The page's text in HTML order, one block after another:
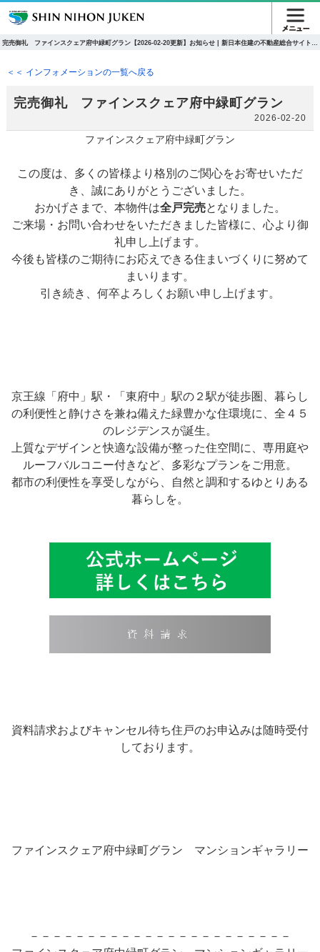
完売御礼 ファインスクェア府中緑町グラン【2026-02-20更新】お知らせ | 新日本住建の不動産総合サイト新
＜＜ インフォメーションの一覧へ戻る
完売御礼 ファインスクェア府中緑町グラン
2026-02-20
ファインスクェア府中緑町グラン
この度は、多くの皆様より格別のご関心をお寄せいただ
き、誠にありがとうございました。
おかげさまで、本物件は全戸完売となりました。
ご来場・お問い合わせをいただきました皆様に、心より御
礼申し上げます。
今後も皆様のご期待にお応えできる住まいづくりに努めて
まいります。
引き続き、何卒よろしくお願い申し上げます。
京王線「府中」駅・「東府中」駅の２駅が徒歩圏、暮らし
の利便性と静けさを兼ね備えた緑豊かな住環境に、全４５
のレジデンスが誕生。
上質なデザインと快適な設備が整った住空間に、専用庭や
ルーフバルコニー付きなど、多彩なプランをご用意。
都市の利便性を享受しながら、自然と調和するゆとりある
暮らしを。
資料請求およびキャンセル待ち住戸のお申込みは随時受付
しております。
ファインスクェア府中緑町グラン マンションギャラリー
－－－－－－－－－－－－－－－－－－－－－－－